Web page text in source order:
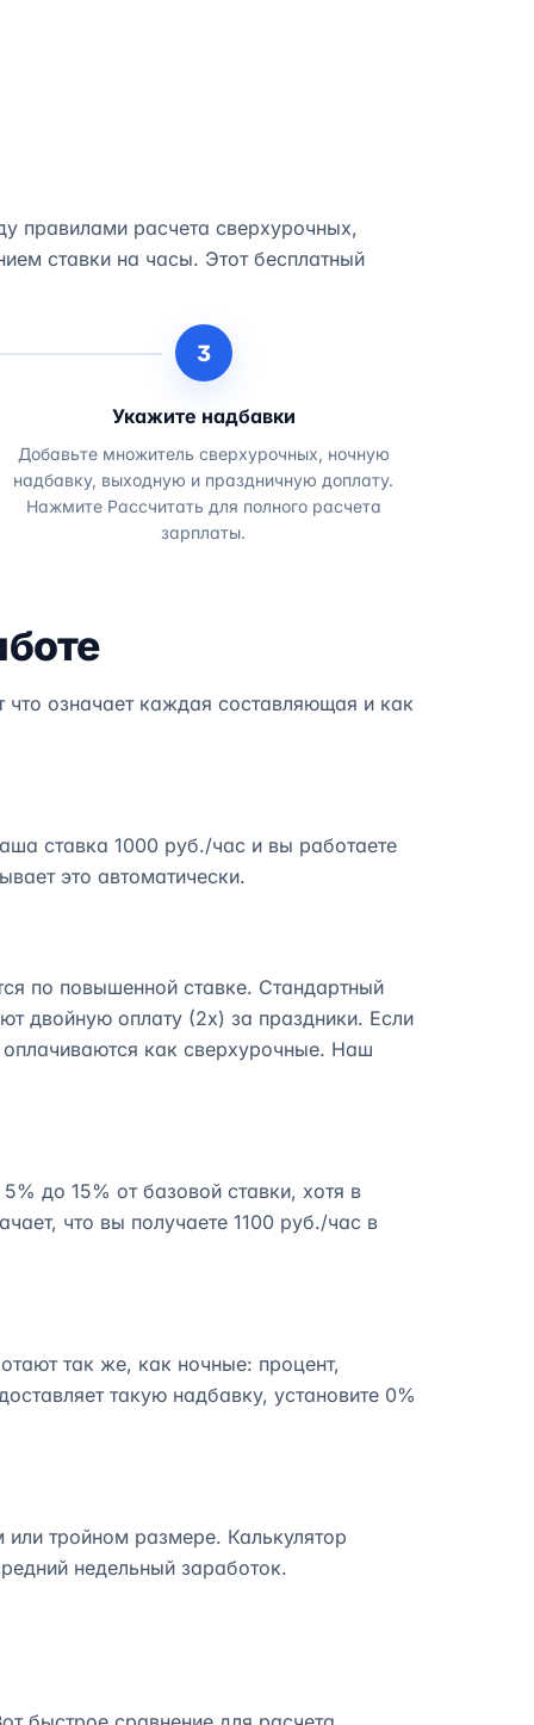
правилами расчета сверхурочных,
ставки на часы. Этот бесплатный
3
Укажите надбавки
Добавьте множитель сверхурочных, ночную
надбавку, выходную и праздничную доплату.
Нажмите Рассчитать для полного расчета
зарплаты.
что означает каждая составляющая и как
ставка 1000 руб./час и вы работаете
это автоматически.
по повышенной ставке. Стандартный
двойную оплату (2x) за праздники. Если
как сверхурочные. Наш
до 15% от базовой ставки, хотя в
что вы получаете 1100 руб./час в
так же, как ночные: процент,
такую надбавку, установите 0%
тройном размере. Калькулятор
недельный заработок.